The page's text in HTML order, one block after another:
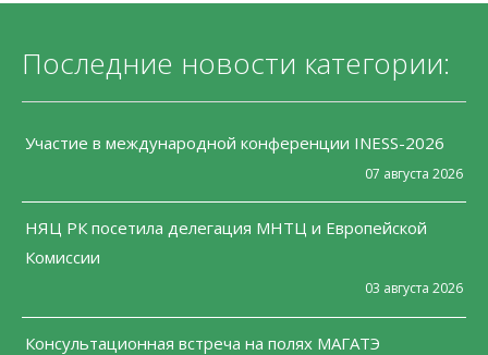
Последние новости категории:
Участие в международной конференции INESS-2026
07 августа 2026
НЯЦ РК посетила делегация МНТЦ и Европейской
Комиссии
03 августа 2026
Консультационная встреча на полях МАГАТЭ